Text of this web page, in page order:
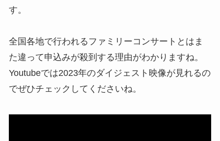
す。
全国各地で行われるファミリーコンサートとはま
た違って申込みが殺到する理由がわかりますね。
Youtubeでは2023年のダイジェスト映像が見れるの
でぜひチェックしてくださいね。